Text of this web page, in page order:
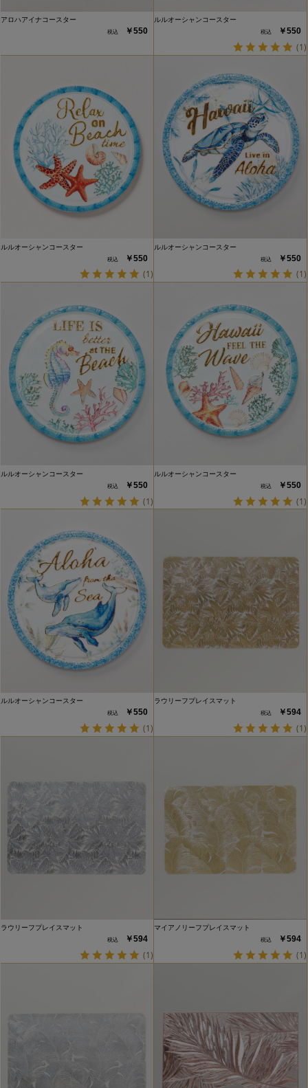
アロハアイナコースター
￥550
ルルオーシャンコースター
￥550
(1)
ルルオーシャンコースター
￥550
(1)
ルルオーシャンコースター
￥550
(1)
ルルオーシャンコースター
￥550
(1)
ルルオーシャンコースター
￥550
(1)
ルルオーシャンコースター
￥550
(1)
ラウリーフプレイスマット
￥594
(1)
ラウリーフプレイスマット
￥594
(1)
マイアノリーフプレイスマット
￥594
(1)